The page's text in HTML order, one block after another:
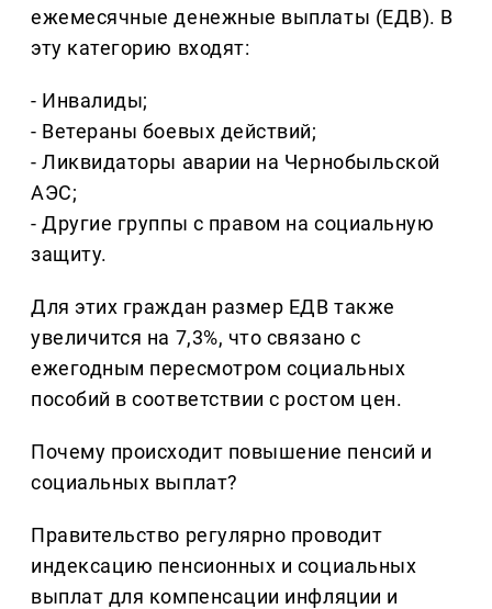
ежемесячные денежные выплаты (ЕДВ). В
эту категорию входят:
- Инвалиды;
- Ветераны боевых действий;
- Ликвидаторы аварии на Чернобыльской
АЭС;
- Другие группы с правом на социальную
защиту.
Для этих граждан размер ЕДВ также
увеличится на 7,3%, что связано с
ежегодным пересмотром социальных
пособий в соответствии с ростом цен.
Почему происходит повышение пенсий и
социальных выплат?
Правительство регулярно проводит
индексацию пенсионных и социальных
выплат для компенсации инфляции и